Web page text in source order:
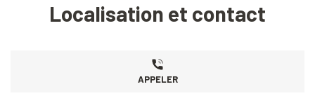
Localisation et contact
APPELER